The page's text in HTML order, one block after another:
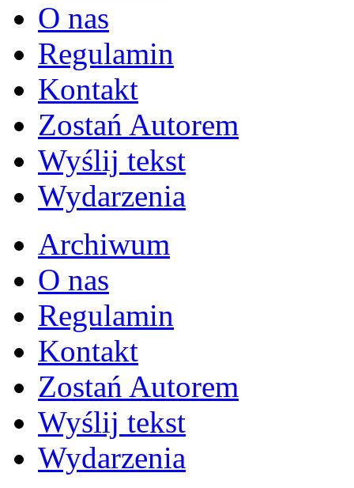
O nas
Regulamin
Kontakt
Zostań Autorem
Wyślij tekst
Wydarzenia
Archiwum
O nas
Regulamin
Kontakt
Zostań Autorem
Wyślij tekst
Wydarzenia